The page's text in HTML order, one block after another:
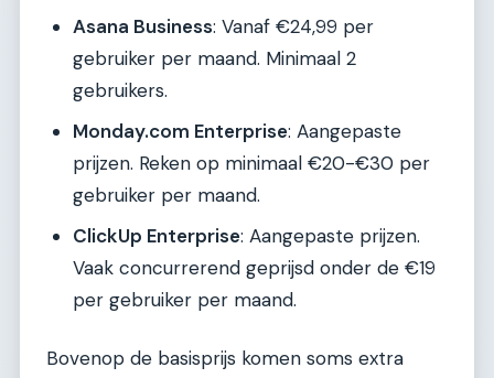
Asana Business: Vanaf €24,99 per
gebruiker per maand. Minimaal 2
gebruikers.
Monday.com Enterprise: Aangepaste
prijzen. Reken op minimaal €20-€30 per
gebruiker per maand.
ClickUp Enterprise: Aangepaste prijzen.
Vaak concurrerend geprijsd onder de €19
per gebruiker per maand.
Bovenop de basisprijs komen soms extra